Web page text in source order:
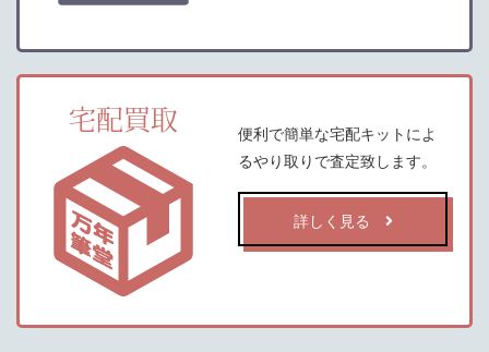
宅配買取
便利で簡単な宅配キットによ
るやり取りで査定致します。
詳しく見る